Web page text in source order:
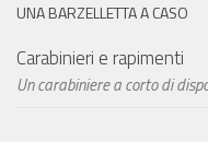
UNA BARZELLETTA A CASO
Carabinieri e rapimenti
Un carabiniere a corto di